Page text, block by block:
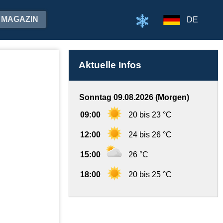
MAGAZIN DE
Aktuelle Infos
Sonntag 09.08.2026 (Morgen)
09:00 20 bis 23 °C
12:00 24 bis 26 °C
15:00 26 °C
18:00 20 bis 25 °C